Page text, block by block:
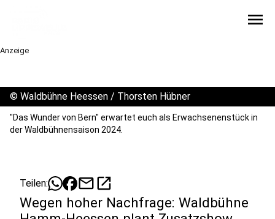
menu
Anzeige
© Waldbühne Heessen / Thorsten Hübner
"Das Wunder von Bern" erwartet euch als Erwachsenenstück in
der Waldbühnensaison 2024.
Teilen: mailopen_in_new
Wegen hoher Nachfrage: Waldbühne